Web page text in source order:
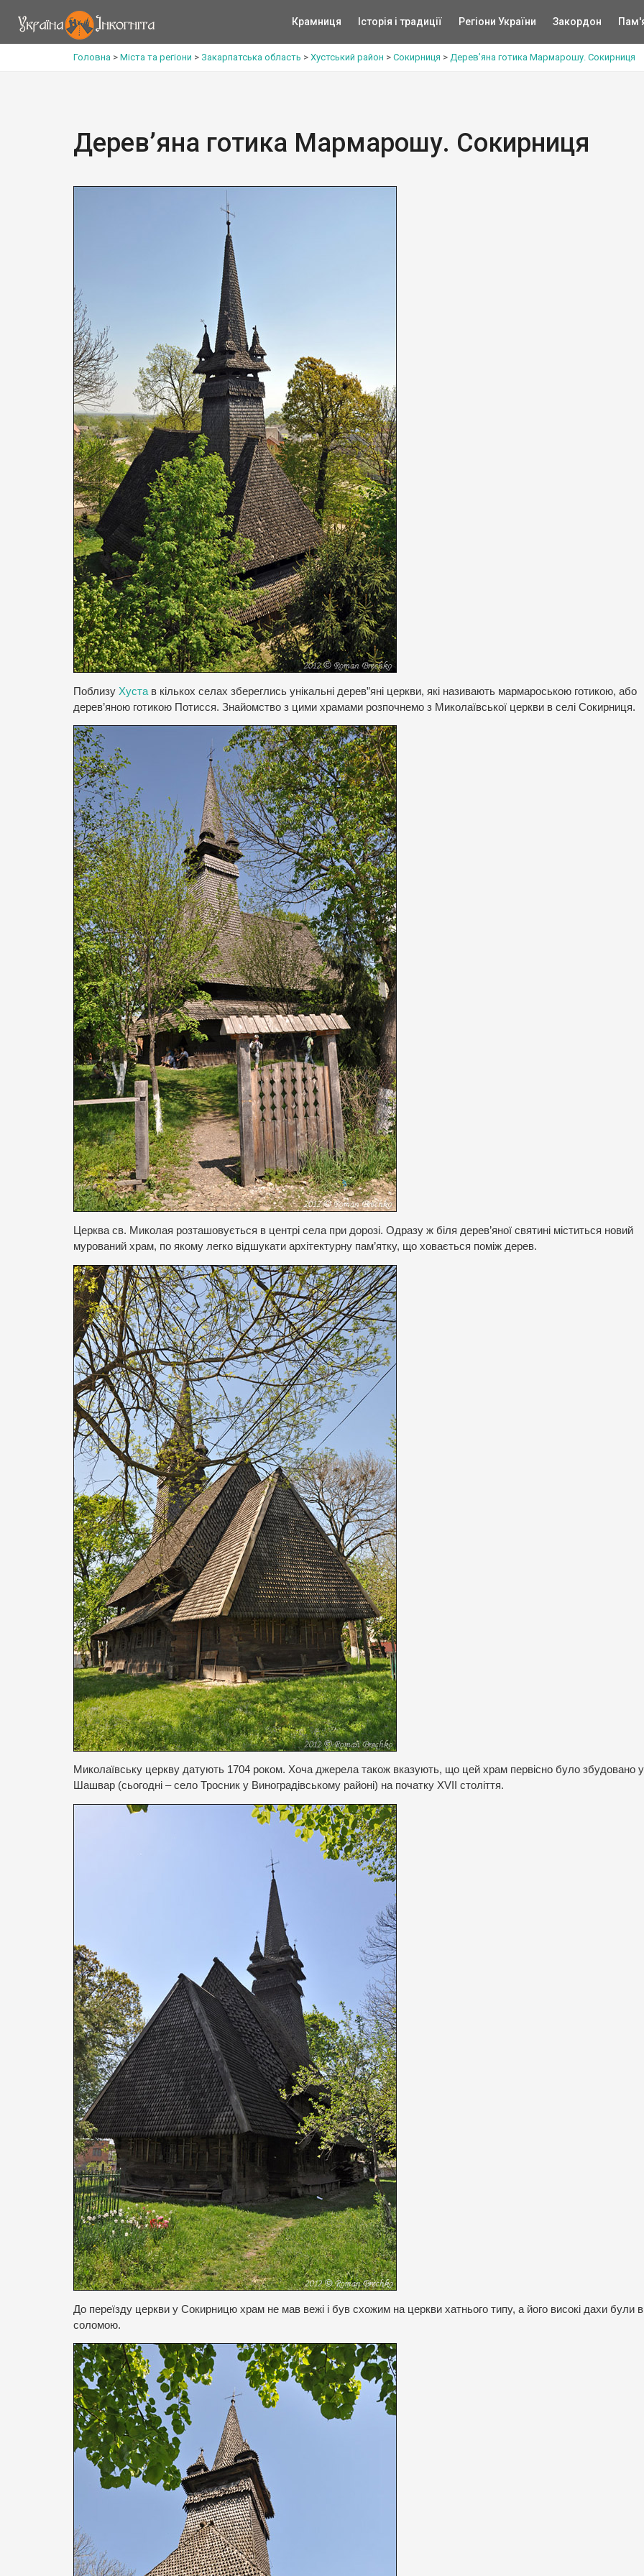
Крамниця Історія і традиції Регіони України Закордон
Головна > Міста та регіони > Закарпатська область > Хустський район > Сокирниця > Дерев’яна готика Мармарошу. Сокирниця
Дерев’яна готика Мармарошу. Сокирниця
Поблизу Хуста в кількох селах збереглись унікальні дерев”яні церкви, які називають мармароською готикою, або
дерев’яною готикою Потисся. Знайомство з цими храмами розпочнемо з Миколаївської церкви в селі Сокирниця.
Церква св. Миколая розташовується в центрі села при дорозі. Одразу ж біля дерев’яної святині міститься новий
мурований храм, по якому легко відшукати архітектурну пам’ятку, що ховається поміж дерев.
Миколаївську церкву датують 1704 роком. Хоча джерела також вказують, що цей храм первісно було збудовано у
Шашвар (сьогодні – село Тросник у Виноградівському районі) на початку XVII століття.
До переїзду церкви у Сокирницю храм не мав вежі і був схожим на церкви хатнього типу, а його високі дахи були
соломою.